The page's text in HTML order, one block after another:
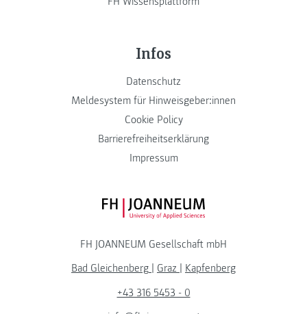
Infos
Datenschutz
Meldesystem für Hinweisgeber:innen
Cookie Policy
Barrierefreiheitserklärung
Impressum
FH JOANNEUM Logo
FH JOANNEUM Gesellschaft mbH
Bad Gleichenberg
Graz
Kapfenberg
+43 316 5453 - 0